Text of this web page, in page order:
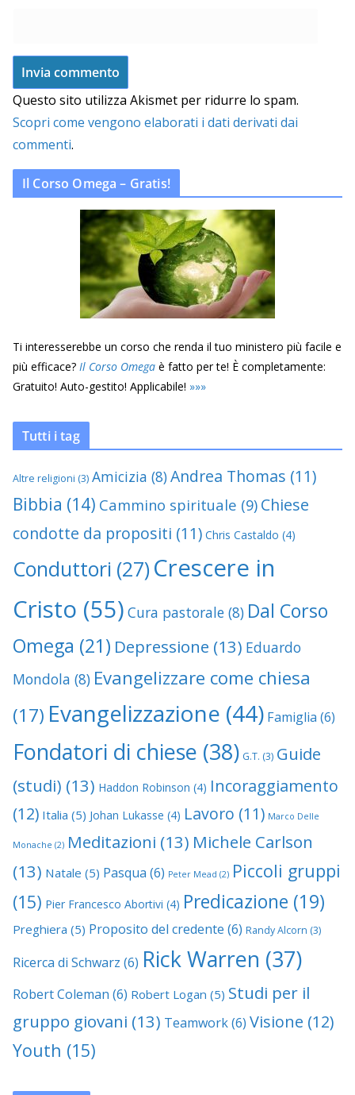
Questo sito utilizza Akismet per ridurre lo spam.
Scopri come vengono elaborati i dati derivati dai
commenti.
Il Corso Omega – Gratis!
Ti interesserebbe un corso che renda il tuo ministero più facile e
più efficace? Il Corso Omega è fatto per te! È completamente:
Gratuito! Auto-gestito! Applicabile! »»»
Tutti i tag
Altre religioni (3) Amicizia (8)Andrea Thomas (11)
Bibbia (14) Cammino spirituale (9) Chiese
condotte da propositi (11) Chris Castaldo (4)
Conduttori (27) Crescere in
Cristo (55) Cura pastorale (8) Dal Corso
Omega (21) Depressione (13) Eduardo
Mondola (8) Evangelizzare come chiesa
(17) Evangelizzazione (44) Famiglia (6)
Fondatori di chiese (38) G.T. (3) Guide
(studi) (13) Haddon Robinson (4) Incoraggiamento
(12) Italia (5) Johan Lukasse (4) Lavoro (11) Marco Delle
Monache (2) Meditazioni (13) Michele Carlson
(13) Natale (5) Pasqua (6) Peter Mead (2) Piccoli gruppi
(15) Pier Francesco Abortivi (4) Predicazione (19)
Preghiera (5) Proposito del credente (6) Randy Alcorn (3)
Ricerca di Schwarz (6) Rick Warren (37)
Robert Coleman (6) Robert Logan (5) Studi per il
gruppo giovani (13) Teamwork(6) Visione (12)
Youth (15)